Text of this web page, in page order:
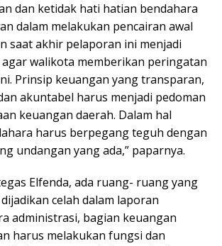
dan ketidak hati hatian bendahara
dalam melakukan pencairan awal
saat akhir pelaporan ini menjadi
walikota memberikan peringatan
Prinsip keuangan yang transparan,
akuntabel harus menjadi pedoman
keuangan daerah. Dalam hal
harus berpegang teguh dengan
undangan yang ada,” paparnya.
Elfenda, ada ruang- ruang yang
celah dalam laporan
administrasi, bagian keuangan
harus melakukan fungsi dan